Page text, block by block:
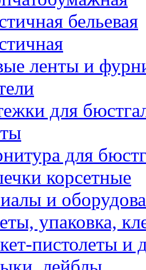
бельевая
ленты и
для
для
корсетные
и
упаковка,
пистолеты и